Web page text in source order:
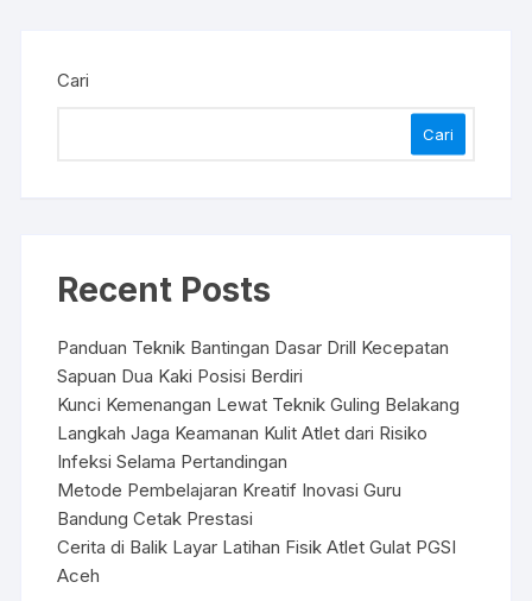
Cari
Cari
Recent Posts
Panduan Teknik Bantingan Dasar Drill Kecepatan
Sapuan Dua Kaki Posisi Berdiri
Kunci Kemenangan Lewat Teknik Guling Belakang
Langkah Jaga Keamanan Kulit Atlet dari Risiko
Infeksi Selama Pertandingan
Metode Pembelajaran Kreatif Inovasi Guru
Bandung Cetak Prestasi
Cerita di Balik Layar Latihan Fisik Atlet Gulat PGSI
Aceh